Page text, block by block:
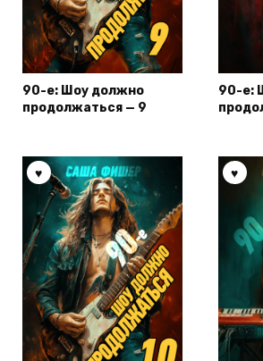
90-е: Шоу должно
продолжаться — 9
90-е: